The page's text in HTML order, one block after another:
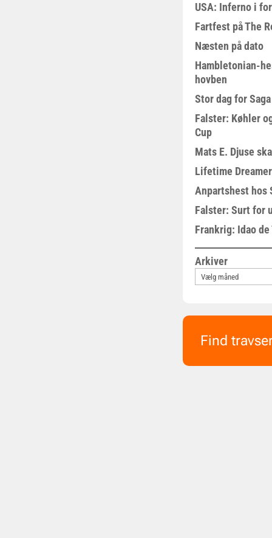
USA: Inferno i
Fartfest på The
Næsten på dato
Hambletonian-
hovben
Stor dag for
Falster: Køhler
Cup
Mats E. Djuse
Lifetime
Anpartshest hos
Falster: Surt for
Frankrig: Idao
Arkiver
Find